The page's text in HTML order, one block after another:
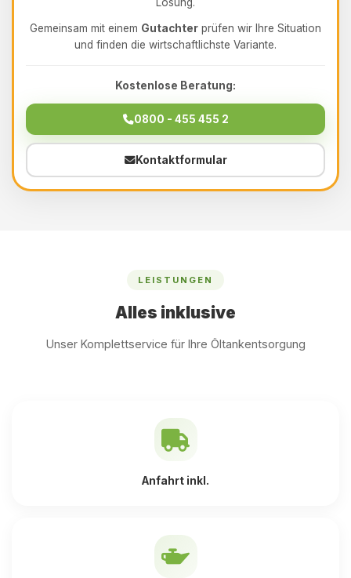
Gemeinsam mit einem Gutachter prüfen wir Ihre Situation
und finden die wirtschaftlichste Variante.
Kostenlose Beratung:
0800 - 455 455 2
Kontaktformular
LEISTUNGEN
Alles inklusive
Unser Komplettservice für Ihre Öltankentsorgung
Anfahrt inkl.